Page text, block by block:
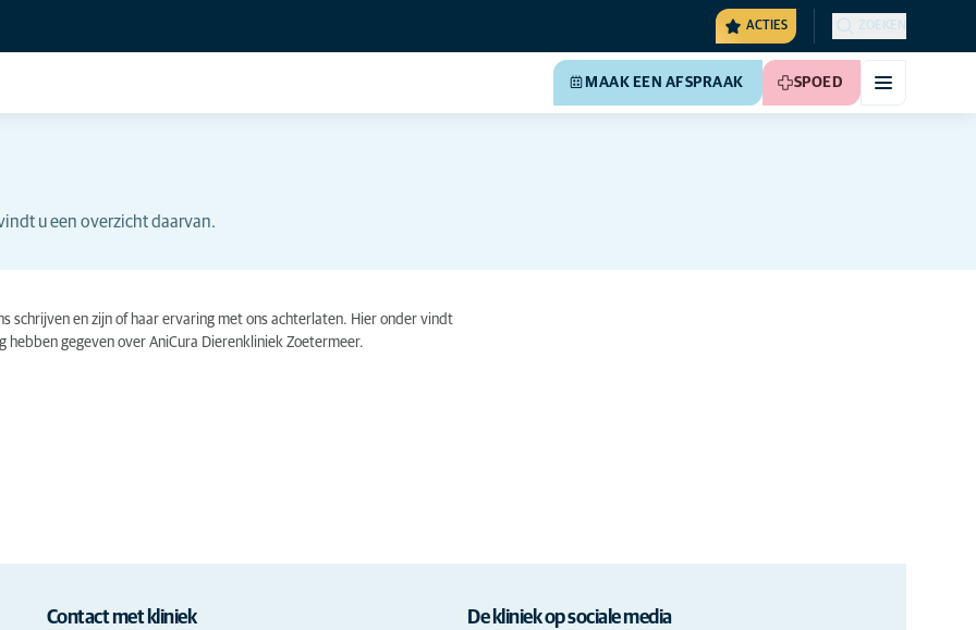
ACTIES ZOEKEN
MAAK EEN AFSPRAAK SPOED
u een overzicht daarvan.
schrijven en zijn of haar ervaring met ons achterlaten. Hier onder vindt
gegeven over AniCura Dierenkliniek Zoetermeer.
Contact met kliniek De kliniek op sociale media